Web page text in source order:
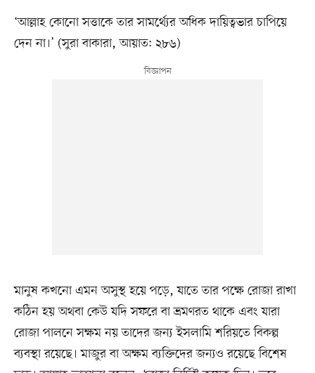
‘আল্লাহ কোনো সত্তাকে তার সামর্থ্যের অধিক দায়িত্বভার চাপিয়ে
দেন না।’ (সুরা বাকারা, আয়াত: ২৮৬)
মানুষ কখনো এমন অসুস্থ হয়ে পড়ে, যাতে তার পক্ষে রোজা রাখা
কঠিন হয় অথবা কেউ যদি সফরে বা ভ্রমণরত থাকে এবং যারা
রোজা পালনে সক্ষম নয় তাদের জন্য ইসলামি শরিয়তে বিকল্প
ব্যবস্থা রয়েছে। মাজুর বা অক্ষম ব্যক্তিদের জন্যও রয়েছে বিশেষ